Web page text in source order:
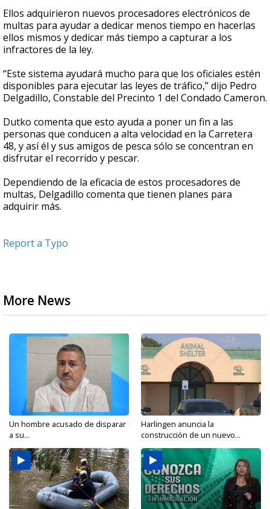
Ellos adquirieron nuevos procesadores electrónicos de
multas para ayudar a dedicar menos tiempo en hacerlas
ellos mismos y dedicar más tiempo a capturar a los
infractores de la ley.
“Este sistema ayudará mucho para que los oficiales estén
disponibles para ejecutar las leyes de tráfico,” dijo Pedro
Delgadillo, Constable del Precinto 1 del Condado Cameron.
Dutko comenta que esto ayuda a poner un fin a las
personas que conducen a alta velocidad en la Carretera
48, y así él y sus amigos de pesca sólo se concentran en
disfrutar el recorrido y pescar.
Dependiendo de la eficacia de estos procesadores de
multas, Delgadillo comenta que tienen planes para
adquirir más.
Report a Typo
More News
Un hombre acusado de disparar
a su...
Harlingen anuncia la
construcción de un nuevo...